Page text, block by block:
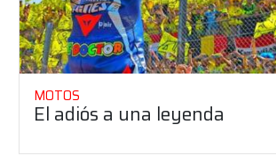
MOTOS
El adiós a una leyenda